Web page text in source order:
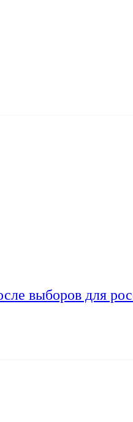
выборов для